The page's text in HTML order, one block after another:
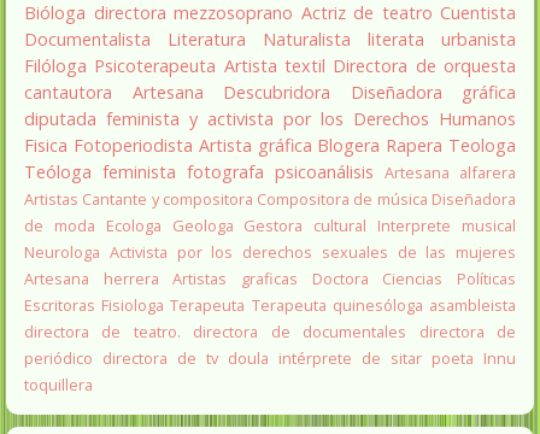
Bióloga directora mezzosoprano Actriz de teatro Cuentista
Documentalista
Literatura Naturalista literata
urbanista
Filóloga Psicoterapeuta Artista textil Directora de orquesta
cantautora
Artesana Descubridora
Diseñadora gráfica
diputada feminista y activista por los Derechos Humanos
Fisica Fotoperiodista Artista gráfica Blogera Rapera Teologa
Teóloga feminista fotografa psicoanálisis Artesana alfarera
Artistas Cantante y compositora Compositora de música Diseñadora
de moda
Ecologa Geologa Gestora cultural
Interprete musical
Neurologa Activista por los derechos sexuales de las mujeres
Artesana herrera
Artistas graficas
Doctora Ciencias Políticas
Escritoras Fisiologa Terapeuta Terapeuta quinesóloga asambleista
directora de teatro.
directora de documentales
directora de
periódico directora de tv doula intérprete de sitar poeta Innu
toquillera